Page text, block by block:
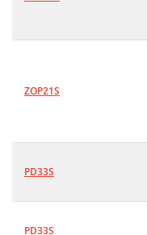
ZOP21S
PD33S
PD33S